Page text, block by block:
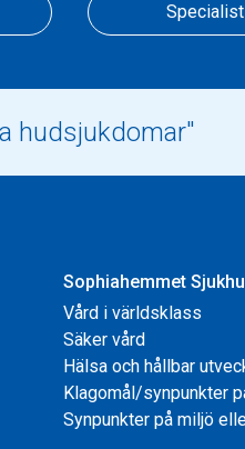
Specialist
Sophiahemmet
Vård i världsklass
Säker vård
Hälsa och hållbar
Klagomål/synpunkter
Synpunkter på miljö